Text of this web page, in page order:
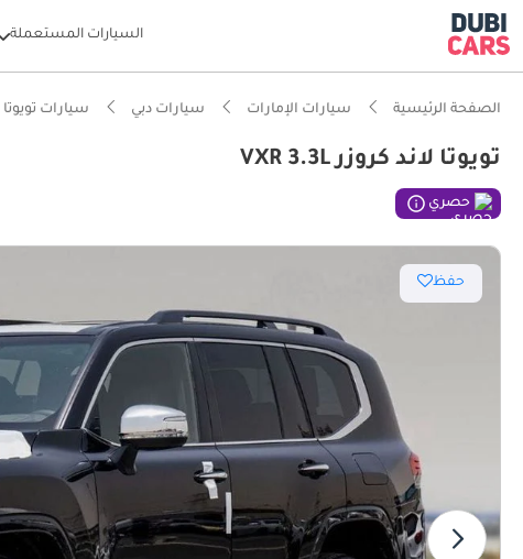
السيارات المستعملة
الصفحة الرئيسية سيارات الإمارات سيارات دبي سيارات تويوتا
تويوتا لاند كروزر VXR 3.3L
حصري
حفظ
قدرات
أفضل مساحة